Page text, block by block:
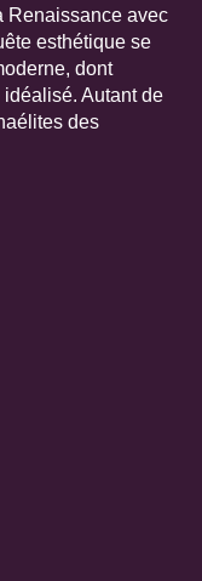
Renaissance avec
esthétique se
dont
idéalisé. Autant de
des